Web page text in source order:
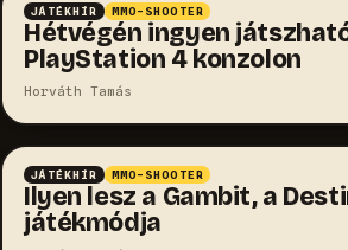
JÁTÉKHÍR MMO-SHOOTER
Hétvégén ingyen
PlayStation 4 konzolon
Horváth Tamás
JÁTÉKHÍR MMO-SHOOTER
Ilyen lesz a Gambit, a
játékmódja